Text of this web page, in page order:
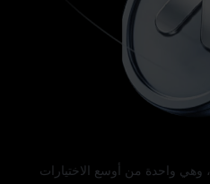
، وهي واحدة من أوسع الاختيارات